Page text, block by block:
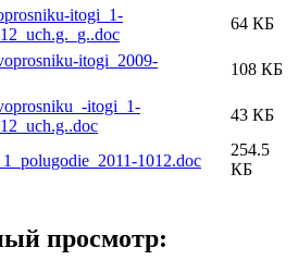
itogi_1-
64 КБ
itogi_2009-
108 КБ
itogi_1-
43 КБ
1012.doc
254.5
КБ
просмотр: